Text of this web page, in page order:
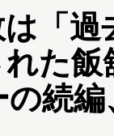
「
た
続